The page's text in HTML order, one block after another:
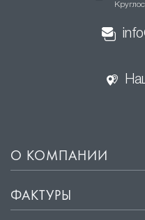
О КОМПАНИИ
ФАКТУРЫ